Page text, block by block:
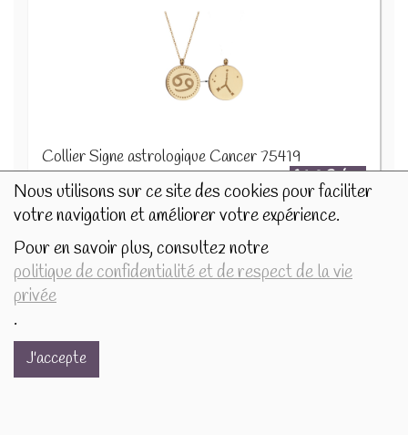
Nous utilisons sur ce site des cookies pour faciliter
votre navigation et améliorer votre expérience.
Pour en savoir plus, consultez notre
politique de confidentialité et de respect de la vie
privée
.
J'accepte
Collier Signe astrologique Cancer 75419
16.9€/pc
- 1 pc +
16.9€